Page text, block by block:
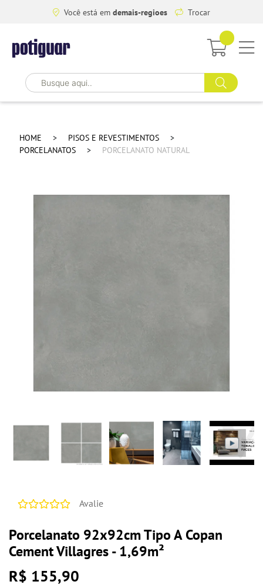
Você está em demais-regioes Trocar
HOME
PISOS E REVESTIMENTOS
PORCELANATOS
PORCELANATO NATURAL
Avalie
Porcelanato 92x92cm Tipo A Copan
Cement Villagres - 1,69m²
R$ 155,90